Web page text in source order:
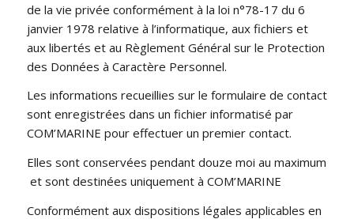
de la vie privée conformément à la loi n°78-17 du 6
janvier 1978 relative à l’informatique, aux fichiers et
aux libertés et au Règlement Général sur le Protection
des Données à Caractère Personnel.
Les informations recueillies sur le formulaire de contact
sont enregistrées dans un fichier informatisé par
COM’MARINE pour effectuer un premier contact.
Elles sont conservées pendant douze moi au maximum
et sont destinées uniquement à COM’MARINE
Conformément aux dispositions légales applicables en